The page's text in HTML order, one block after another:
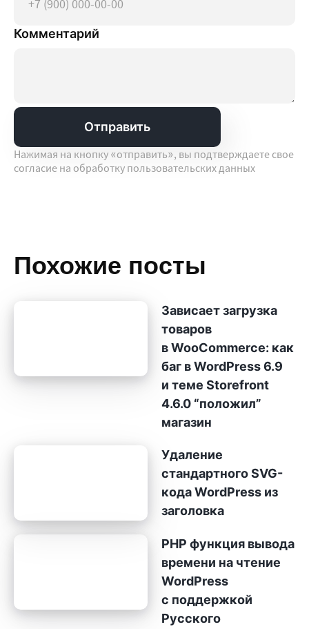
Комментарий
Нажимая на кнопку «отправить», вы подтверждаете свое
согласие на обработку пользовательских данных
Похожие посты
Зависает загрузка
товаров
в WooCommerce: как
баг в WordPress 6.9
и теме Storefront
4.6.0 “положил”
магазин
Удаление
стандартного SVG-
кода WordPress из
заголовка
PHP функция вывода
времени на чтение
WordPress
с поддержкой
Русского